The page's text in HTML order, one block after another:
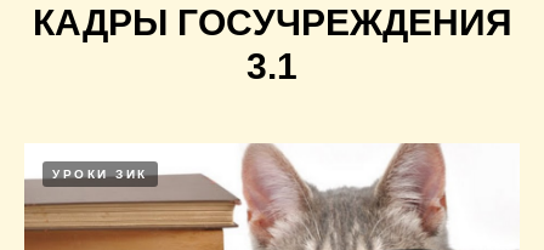
КАДРЫ ГОСУЧРЕЖДЕНИЯ
3.1
УРОКИ ЗИК